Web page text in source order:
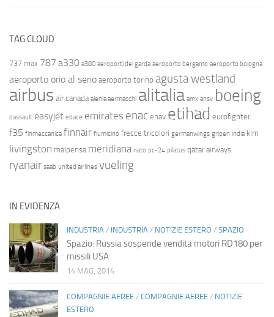
TAG CLOUD
737 max 787 a330 a380 aeroporti del garda aeroporto bergamo aeroporto bologna
aeroporto orio al serio aeroporto torino agusta westland
airbus air canada alenia aermacchi alitalia amx ansv boeing
dassault easyjet ebace emirates enac enav etihad eurofighter
f35 finmeccanica finnair fiumicino frecce tricolori germanwings gripen india klm
livingston malpensa meridiana nato pc-24 pilatus qatar airways
ryanair saab united airlines vueling
IN EVIDENZA
INDUSTRIA / INDUSTRIA / NOTIZIE ESTERO / SPAZIO
Spazio: Russia sospende vendita motori RD180 per
missili USA
14 MAG, 2014
COMPAGNIE AEREE / COMPAGNIE AEREE / NOTIZIE
ESTERO